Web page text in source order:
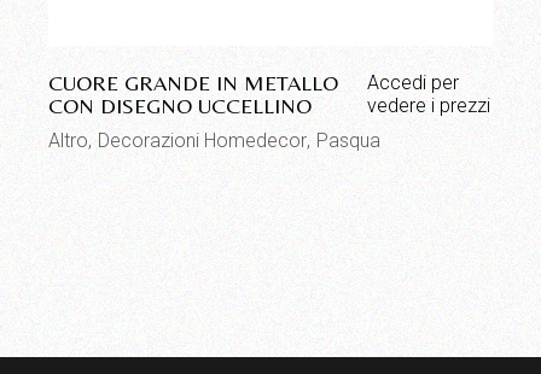
CUORE GRANDE IN METALLO
CON DISEGNO UCCELLINO
Accedi per
vedere i prezzi
Altro Decorazioni Homedecor Pasqua